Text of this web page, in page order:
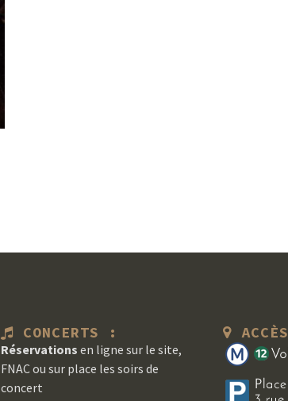
CONCERTS :
Réservations en ligne sur le site,
FNAC ou sur place les soirs de
concert
ACCÈS